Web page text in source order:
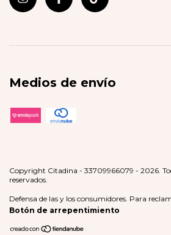
Medios de envío
Copyright Citadina - 33709966079 - 2026.
reservados.
Defensa de las y los consumidores. Para
Botón de arrepentimiento